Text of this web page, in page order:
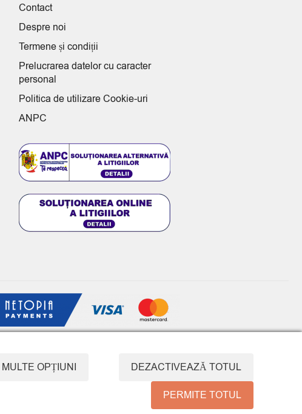
Contact
Despre noi
Termene și condiții
Prelucrarea datelor cu caracter
personal
Politica de utilizare Cookie-uri
ANPC
OPȚIUNI DEZACTIVEAZĂ TOTUL
PERMITE TOTUL
REMOVE ALL PRODUCTS